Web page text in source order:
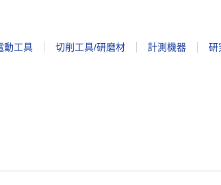
動工具 切削工具/研磨材 計測機器 研